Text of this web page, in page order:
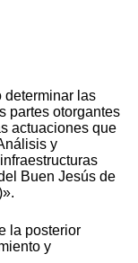
determinar las
partes otorgantes
actuaciones que
y
Buen Jesús de
la posterior
y